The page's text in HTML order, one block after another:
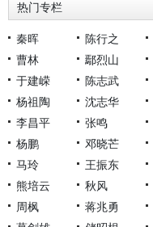
热门专栏
秦晖 陈行之
曹林
鄢烈山
于建嵘
陈志武
杨祖陶
沈志华
李昌平
张鸣
杨鹏
邓晓芒
马玲
王振东
熊培云
秋风
周枫
蒋兆勇